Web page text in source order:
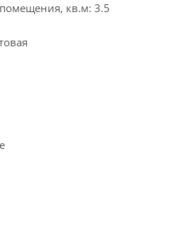
кв.м: 3.5